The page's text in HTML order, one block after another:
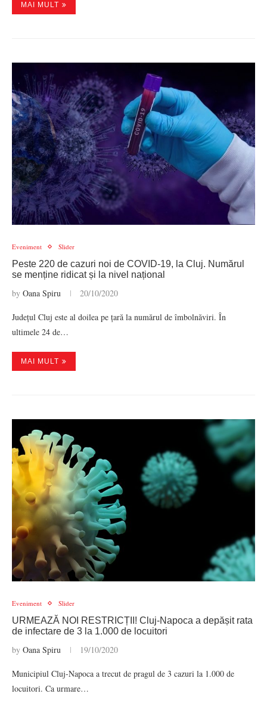
MAI MULT
Eveniment Slider
Peste 220 de cazuri noi de COVID-19, la Cluj. Numărul
se menține ridicat și la nivel național
by Oana Spiru 20/10/2020
Județul Cluj este al doilea pe țară la numărul de îmbolnăviri. În
ultimele 24 de…
MAI MULT
Eveniment Slider
URMEAZĂ NOI RESTRICȚII! Cluj-Napoca a depășit rata
de infectare de 3 la 1.000 de locuitori
by Oana Spiru 19/10/2020
Municipiul Cluj-Napoca a trecut de pragul de 3 cazuri la 1.000 de
locuitori. Ca urmare…